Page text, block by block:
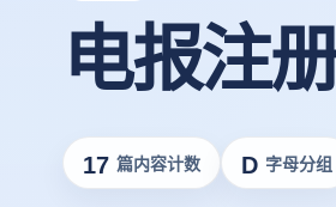
电报注
17 篇内容计数 D 字母分组